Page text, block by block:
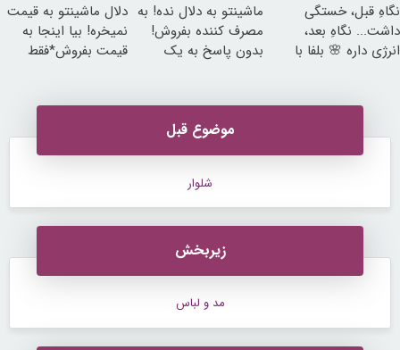
نگاهِ قبل، خستگی
داشت... نگاهِ بعد،
انرژی داره 🌸 بلفا با
ماشینتو به دلال نده! به
مصرف کننده بفروش!
بدون پاسخ به یک
دلال ماشینتو به قیمت
نمیخره! بیا اینجا به
قیمت بفروش*فقط
موضوع قبل
شلوار
زیربخش
مد و لباس